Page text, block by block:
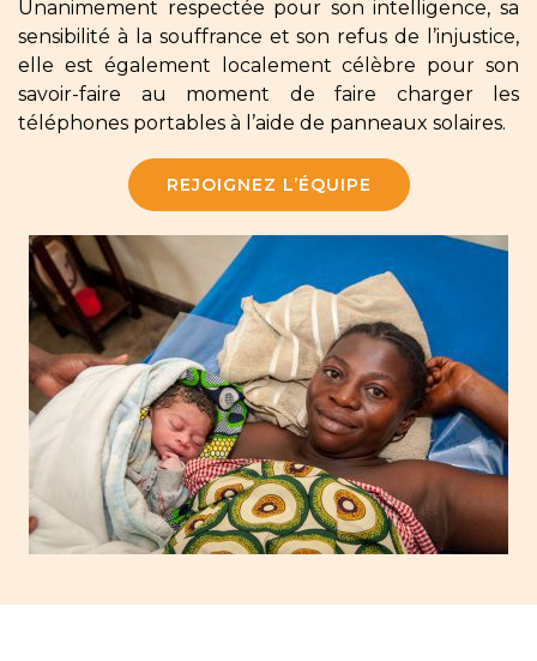
Unanimement respectée pour son intelligence, sa
sensibilité à la souffrance et son refus de l’injustice,
elle est également localement célèbre pour son
savoir-faire au moment de faire charger les
téléphones portables à l’aide de panneaux solaires.
REJOIGNEZ L’ÉQUIPE